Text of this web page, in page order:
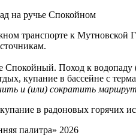
на ручье Спокойном
транспорте к
Спокойный. Поход к водопаду
купание в бассейне с
и (или) сократить
в радоновых горячих